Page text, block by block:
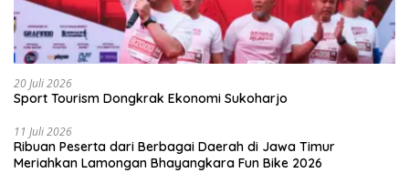
20 Juli 2026
Sport Tourism Dongkrak Ekonomi Sukoharjo
11 Juli 2026
Ribuan Peserta dari Berbagai Daerah di Jawa Timur
Meriahkan Lamongan Bhayangkara Fun Bike 2026